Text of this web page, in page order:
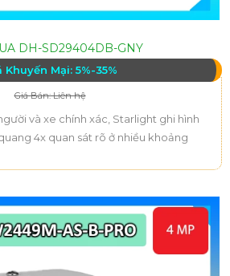
DH-SD29404DB-GNY
Khuyến Mại: 5%-35%
Giá Bán: Liên hệ
và xe chính xác, Starlight ghi hình
4x quan sát rõ ở nhiều khoảng